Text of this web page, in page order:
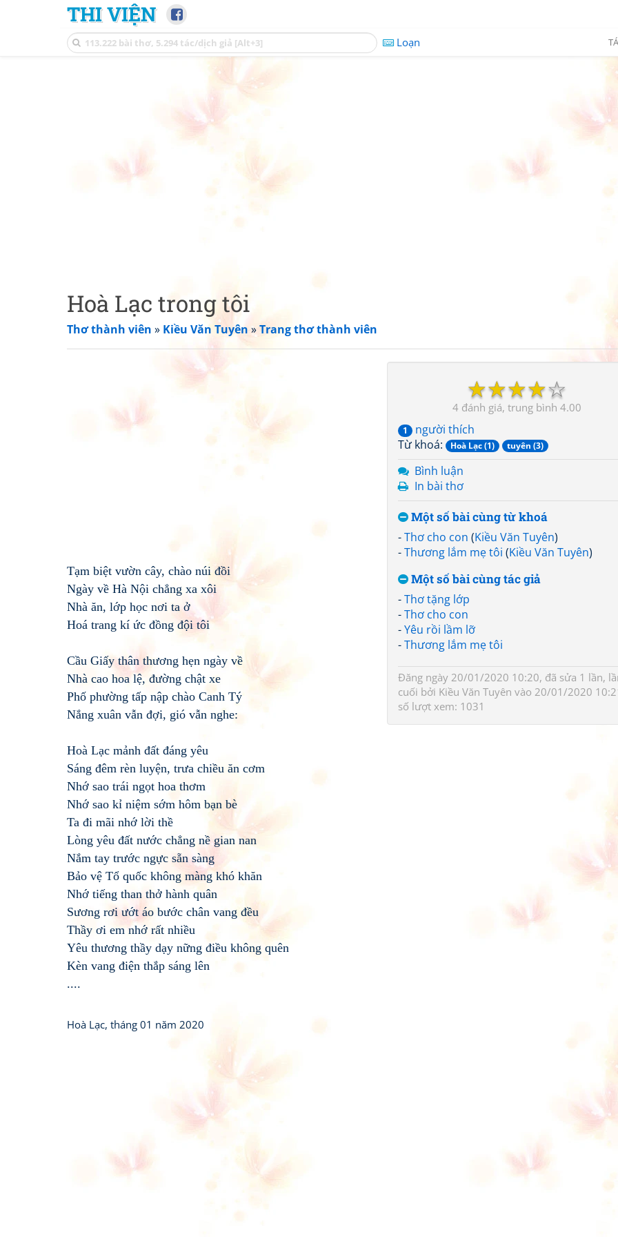
THI VIỆN
Loạn
Hoà Lạc trong tôi
Thơ thành viên » Kiều Văn Tuyên »Trang thơ thành viên
☆
☆
☆
☆
☆
4 4.00
1
người thích
Từ khoá:
Hoà Lạc (1) tuyên (3)
Bình luận
In bài thơ
Một số bài cùng từ khoá
-Thơ cho con (Kiều Văn Tuyên)
-Thương lắm mẹ tôi (Kiều Văn Tuyên)
Một số bài cùng tác giả
-Thơ tặng lớp
-Thơ cho con
-Yêu rồi lầm lỡ
-Thương lắm mẹ tôi
Đăng ngày 20/01/2020 10:20, đã sửa 1 lần,
cuối bởi Kiều Văn Tuyên vào 20/01/2020
số lượt xem: 1031
Tạm biệt vườn cây, chào núi đồi
Ngày về Hà Nội chẳng xa xôi
Nhà ăn, lớp học nơi ta ở
Hoá trang kí ức đồng đội tôi
Cầu Giấy thân thương hẹn ngày về
Nhà cao hoa lệ, đường chật xe
Phố phường tấp nập chào Canh Tý
Nắng xuân vẫn đợi, gió vẫn nghe:
Hoà Lạc mảnh đất đáng yêu
Sáng đêm rèn luyện, trưa chiều ăn cơm
Nhớ sao trái ngọt hoa thơm
Nhớ sao kỉ niệm sớm hôm bạn bè
Ta đi mãi nhớ lời thề
Lòng yêu đất nước chẳng nề gian nan
Nắm tay trước ngực sẵn sàng
Bảo vệ Tổ quốc không màng khó khăn
Nhớ tiếng than thở hành quân
Sương rơi ướt áo bước chân vang đều
Thầy ơi em nhớ rất nhiều
Yêu thương thầy dạy nững điều không quên
Kèn vang điện thắp sáng lên
....
Hoà Lạc, tháng 01 năm 2020